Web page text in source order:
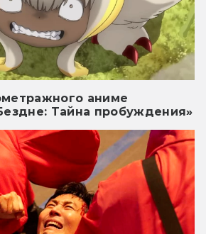
аниме
Тайна пробуждения»